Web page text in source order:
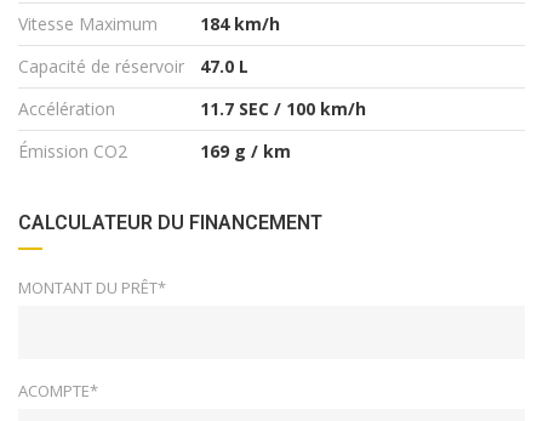
Vitesse Maximum
184 km/h
Capacité de réservoir
47.0 L
Accélération
11.7 SEC / 100 km/h
Émission CO2
169 g / km
CALCULATEUR DU FINANCEMENT
MONTANT DU PRÊT*
ACOMPTE*